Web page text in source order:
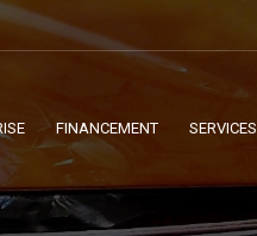
FINANCEMENT SERVICES